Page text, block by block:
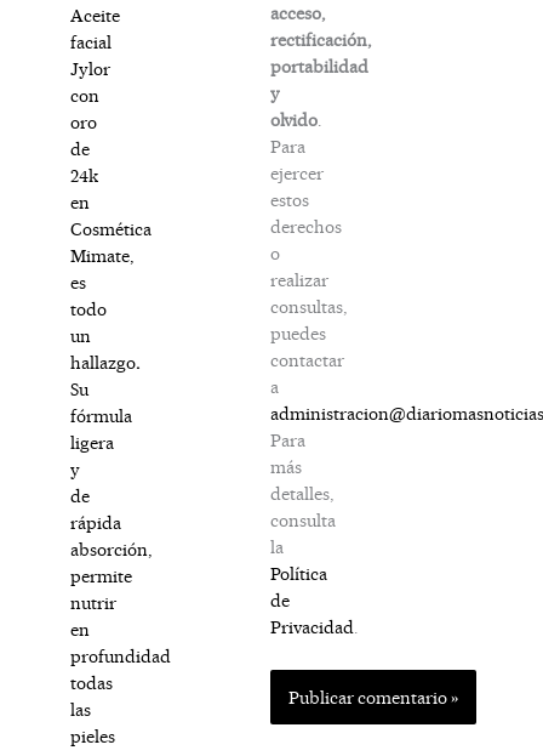
Aceite
facial
Jylor
con
oro
de
24k
en
Cosmética
Mimate,
es
todo
un
hallazgo.
Su
fórmula
ligera
y
de
rápida
absorción,
permite
nutrir
en
profundidad
todas
las
pieles
acceso,
rectificación,
portabilidad
y
olvido.
Para
ejercer
estos
derechos
o
realizar
consultas,
puedes
contactar
a
Para
más
detalles,
consulta
la
Política
de
Privacidad